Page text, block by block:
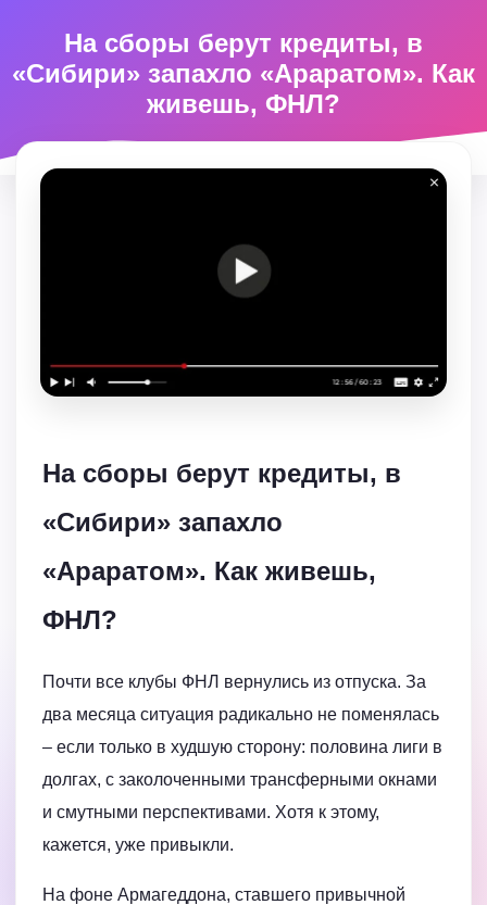
На сборы берут кредиты, в
«Сибири» запахло «Араратом». Как
живешь, ФНЛ?
На сборы берут кредиты, в
«Сибири» запахло
«Араратом». Как живешь,
ФНЛ?
Почти все клубы ФНЛ вернулись из отпуска. За
два месяца ситуация радикально не поменялась
– если только в худшую сторону: половина лиги в
долгах, с заколоченными трансферными окнами
и смутными перспективами. Хотя к этому,
кажется, уже привыкли.
На фоне Армагеддона, ставшего привычной